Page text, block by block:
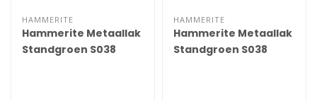
HAMMERITE
Hammerite Metaallak
Standgroen S038
HAMMERITE
Hammerite Metaallak
Standgroen S038